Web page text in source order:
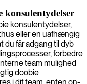
konsulentydelser
konsulentydelser,
eller en uafhængig
du får adgang til dyb
forbedre
team mulighed
doobie
i dit team, enten on-